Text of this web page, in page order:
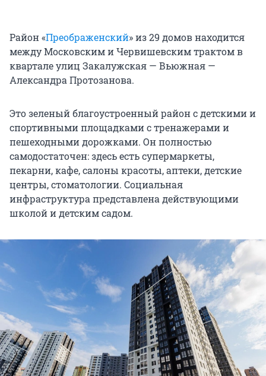
Район «Преображенский» из 29 домов находится
между Московским и Червишевским трактом в
квартале улиц Закалужская — Вьюжная —
Александра Протозанова.
Это зеленый благоустроенный район с детскими и
спортивными площадками с тренажерами и
пешеходными дорожками. Он полностью
самодостаточен: здесь есть супермаркеты,
пекарни, кафе, салоны красоты, аптеки, детские
центры, стоматологии. Социальная
инфраструктура представлена действующими
школой и детским садом.